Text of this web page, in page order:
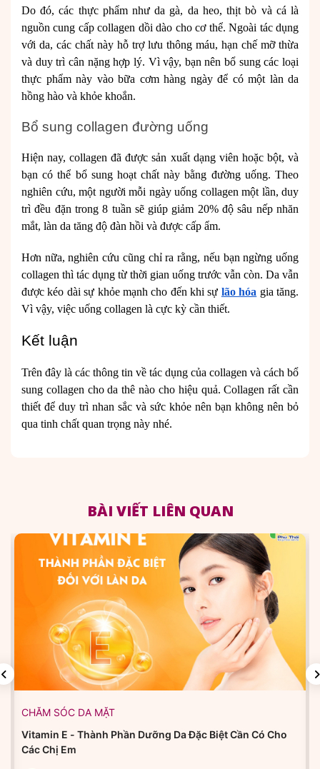
Do đó, các thực phẩm như da gà, da heo, thịt bò và cá là
nguồn cung cấp collagen dồi dào cho cơ thể. Ngoài tác dụng
với da, các chất này hỗ trợ lưu thông máu, hạn chế mỡ thừa
và duy trì cân nặng hợp lý. Vì vậy, bạn nên bổ sung các loại
thực phẩm này vào bữa cơm hàng ngày để có một làn da
hồng hào và khỏe khoắn.
Bổ sung collagen đường uống
Hiện nay, collagen đã được sản xuất dạng viên hoặc bột, và
bạn có thể bổ sung hoạt chất này bằng đường uống. Theo
nghiên cứu, một người mỗi ngày uống collagen một lần, duy
trì đều đặn trong 8 tuần sẽ giúp giảm 20% độ sâu nếp nhăn
mắt, làn da tăng độ đàn hồi và được cấp ẩm.
Hơn nữa, nghiên cứu cũng chỉ ra rằng, nếu bạn ngừng uống
collagen thì tác dụng từ thời gian uống trước vẫn còn. Da vẫn
được kéo dài sự khỏe mạnh cho đến khi sự lão hóa gia tăng.
Vì vậy, việc uống collagen là cực kỳ cần thiết.
Kết luận
Trên đây là các thông tin về tác dụng của collagen và cách bổ
sung collagen cho da thê nào cho hiệu quả. Collagen rất cần
thiết để duy trì nhan sắc và sức khỏe nên bạn không nên bỏ
qua tinh chất quan trọng này nhé.
BÀI VIẾT LIÊN QUAN
CHĂM SÓC DA MẶT
Vitamin E - Thành Phần Dưỡng Da Đặc Biệt Cần Có Cho
Các Chị Em